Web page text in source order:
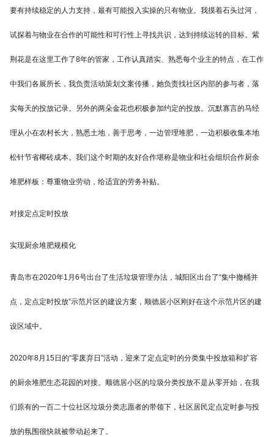
要有持续稳定的人力支持，最有可能投入实操的只有物业。我摸着石头过河，
试探着与物业在合作的可能性和可行性上寻找共识，达到持续运转的目标。紫
荆花是在这里工作了8年的管家，工作认真踏实、熟悉每个业主的特点，在工作
中我们各展所长，我负责活动策划文案传播，她负责找社区内部的参与者，落
实每天的投放记录。另外的两朵金花也积极参加约定的投放。沉默寡言的马经
理从小在农村长大，熟悉土地，善于思考，一边管理堆肥，一边积极收集本地
松针节省椰砖成本。我们这个时期的友好合作堪称是物业和社会组织合作厨余
堆肥样板：尊重物业劳动，给适宜的劳务补贴。
对接定点定时投放
实现厨余堆肥规模化
青岛市在2020年1月6号出台了生活垃圾管理办法，城阳区出台了“集中撤桶并
点，定点定时投放”示范片区的建设方案，顺德居小区刚好在这个示范片区的建
设区域中。
2020年8月15日的“零废弃日”活动，迎来了定点定时的分类集中投放箱和扩容
的厨余堆肥生态花园的对接。顺德居小区的垃圾分类投放不是从零开始，在我
们原有的一百二十位社区垃圾分类志愿者的带领下，社区居民定点定时参与投
放的氛围很快就被带动起来了。